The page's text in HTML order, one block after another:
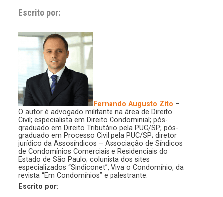
Escrito por:
Fernando Augusto Zito –
O autor é advogado militante na área de Direito
Civil; especialista em Direito Condominial; pós-
graduado em Direito Tributário pela PUC/SP; pós-
graduado em Processo Civil pela PUC/SP; diretor
jurídico da Assosíndicos – Associação de Síndicos
de Condomínios Comerciais e Residenciais do
Estado de São Paulo; colunista dos sites
especializados “Sindiconet”, Viva o Condomínio, da
revista “Em Condomínios” e palestrante.
Escrito por: